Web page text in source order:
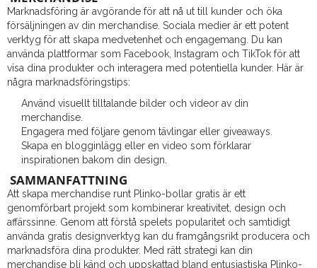
Marknadsföring är avgörande för att nå ut till kunder och öka
försäljningen av din merchandise. Sociala medier är ett potent
verktyg för att skapa medvetenhet och engagemang. Du kan
använda plattformar som Facebook, Instagram och TikTok för att
visa dina produkter och interagera med potentiella kunder. Här är
några marknadsföringstips:
Använd visuellt tilltalande bilder och videor av din
merchandise.
Engagera med följare genom tävlingar eller giveaways.
Skapa en blogginlägg eller en video som förklarar
inspirationen bakom din design.
SAMMANFATTNING
Att skapa merchandise runt Plinko-bollar gratis är ett
genomförbart projekt som kombinerar kreativitet, design och
affärssinne. Genom att förstå spelets popularitet och samtidigt
använda gratis designverktyg kan du framgångsrikt producera och
marknadsföra dina produkter. Med rätt strategi kan din
merchandise bli känd och uppskattad bland entusiastiska Plinko-